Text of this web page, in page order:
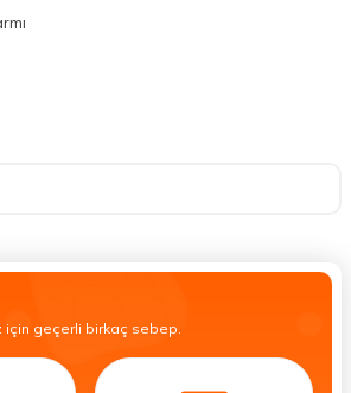
için geçerli birkaç sebep.